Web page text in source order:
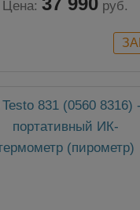
Цена: руб.